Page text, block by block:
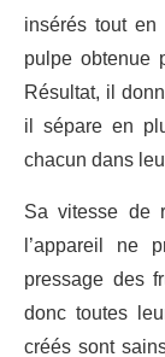
insérés tout
pulpe obtenue
Résultat, il
il sépare en
chacun dans
Sa vitesse de
l’appareil ne
pressage des
donc toutes
créés sont